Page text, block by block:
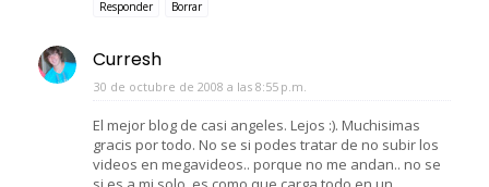
Responder Borrar
Curresh
30 de octubre de 2008 a las 8:55 p.m.
El mejor blog de casi angeles. Lejos :). Muchisimas
gracis por todo. No se si podes tratar de no subir los
videos en megavideos.. porque no me andan.. no se